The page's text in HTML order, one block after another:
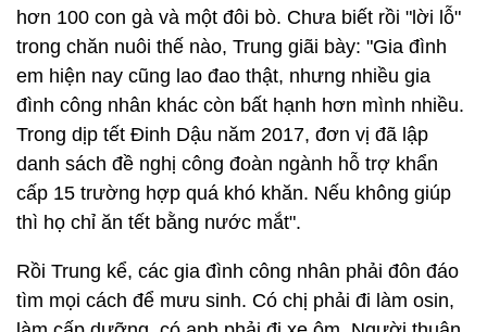
hơn 100 con gà và một đôi bò. Chưa biết rồi "lời lỗ"
trong chăn nuôi thế nào, Trung giãi bày: "Gia đình
em hiện nay cũng lao đao thật, nhưng nhiều gia
đình công nhân khác còn bất hạnh hơn mình nhiều.
Trong dịp tết Đinh Dậu năm 2017, đơn vị đã lập
danh sách đề nghị công đoàn ngành hỗ trợ khẩn
cấp 15 trường hợp quá khó khăn. Nếu không giúp
thì họ chỉ ăn tết bằng nước mắt".
Rồi Trung kể, các gia đình công nhân phải đôn đáo
tìm mọi cách để mưu sinh. Có chị phải đi làm osin,